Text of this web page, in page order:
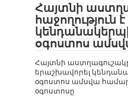
Հայտնի
հաջողություն
օգոստոս
Հայտնի աստղագուշակը
երաշխավորել
օգոստոս ամսվա
օգոստոսը